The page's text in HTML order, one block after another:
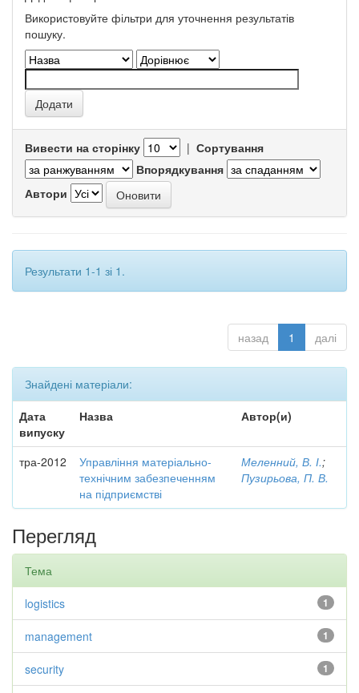
Використовуйте фільтри для уточнення результатів
пошуку.
Вивести на сторінку | Сортування
Впорядкування
Автори
Результати 1-1 зі 1.
назад 1 далі
Знайдені матеріали:
Дата
випуску
Назва Автор(и)
тра-2012
Управління матеріально-
технічним забезпеченням
на підприємстві
Меленний, В. І.;
Пузирьова, П. В.
Перегляд
Тема
1
logistics
1
management
1
security